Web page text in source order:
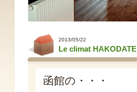
2013/05/22
Le climat HAKODATE
函館の・・・